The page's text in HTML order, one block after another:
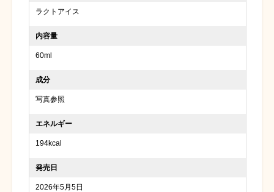
ラクトアイス
内容量
60ml
成分
写真参照
エネルギー
194kcal
発売日
2026年5月5日